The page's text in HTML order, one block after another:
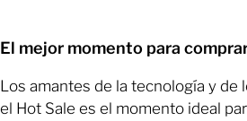
El mejor momento para
Los amantes de la tecnología y de
el Hot Sale es el momento ideal